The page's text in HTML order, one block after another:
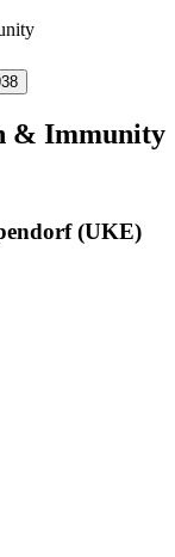
& Immunity
(UKE)